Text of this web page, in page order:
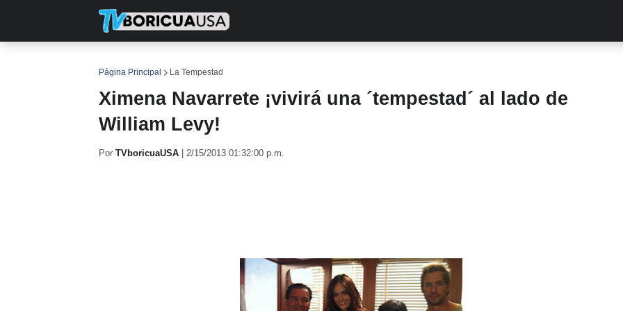
Página Principal La Tempestad
Ximena Navarrete ¡vivirá una ´tempestad´ al lado de
William Levy!
Por TVboricuaUSA 2/15/2013 01:32:00 p.m.